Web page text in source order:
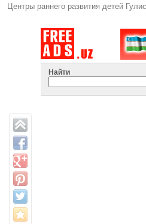
Центры раннего развития детей
Найти